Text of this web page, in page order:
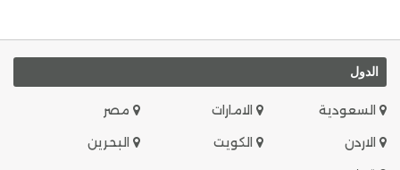
الدول
السعودية الامارات
مصر
الاردن
الكويت
البحرين